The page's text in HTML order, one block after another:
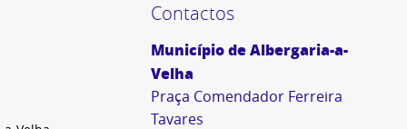
Contactos
Município de Albergaria-a-
Velha
Praça Comendador Ferreira
Tavares